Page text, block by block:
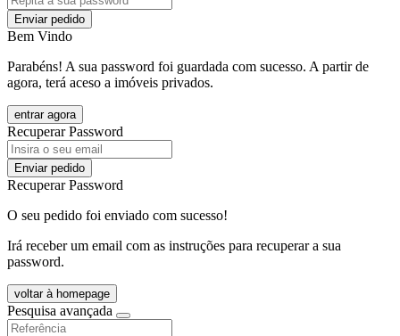
Enviar pedido
Bem Vindo
Parabéns! A sua password foi guardada com sucesso. A partir de
agora, terá aceso a imóveis privados.
entrar agora
Recuperar Password
Enviar pedido
Recuperar Password
O seu pedido foi enviado com sucesso!
Irá receber um email com as instruções para recuperar a sua
password.
voltar à homepage
Pesquisa avançada